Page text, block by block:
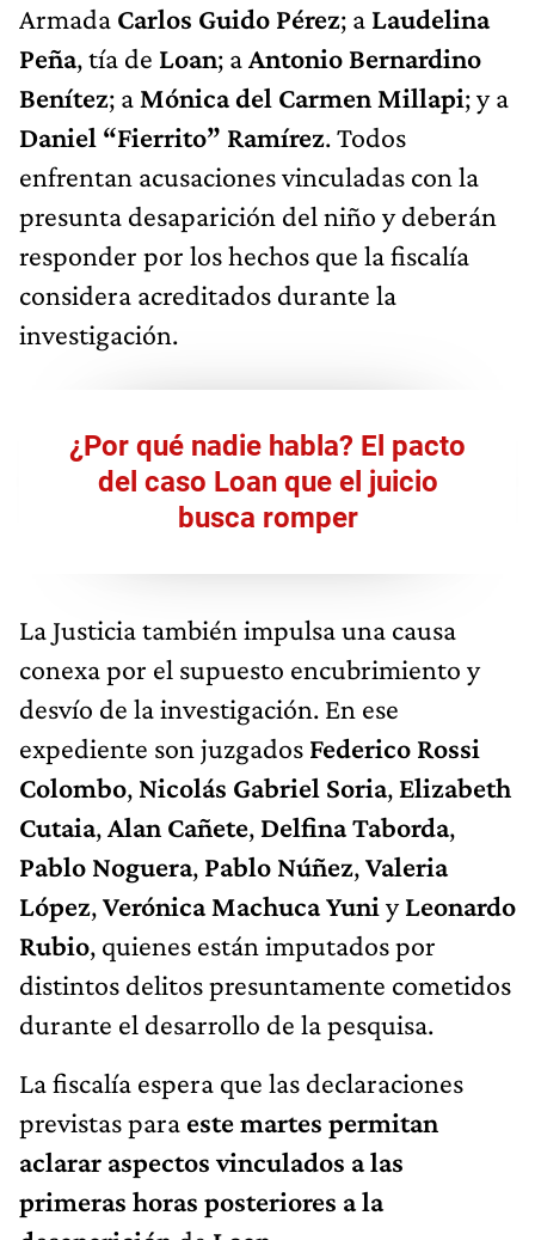
Armada Carlos Guido Pérez; a Laudelina
Peña, tía de Loan; aAntonio Bernardino
Benítez; a Mónica del Carmen Millapi; y a
Daniel “Fierrito” Ramírez. Todos
enfrentan acusaciones vinculadas con la
presunta desaparición del niño y deberán
responder por los hechos que la fiscalía
considera acreditados durante la
investigación.
¿Por qué nadie habla? El pacto
del caso Loan que el juicio
busca romper
La Justicia también impulsa una causa
conexa por el supuesto encubrimiento y
desvío de la investigación. En ese
expediente son juzgados Federico Rossi
Colombo, Nicolás Gabriel Soria, Elizabeth
Cutaia,Alan Cañete, Delfina Taborda,
Pablo Noguera, Pablo Núñez,Valeria
López,Verónica Machuca Yuni yLeonardo
Rubio, quienes están imputados por
distintos delitos presuntamente cometidos
durante el desarrollo de la pesquisa.
La fiscalía espera que las declaraciones
previstas para este martes permitan
aclarar aspectos vinculados a las
primeras horas posteriores a la